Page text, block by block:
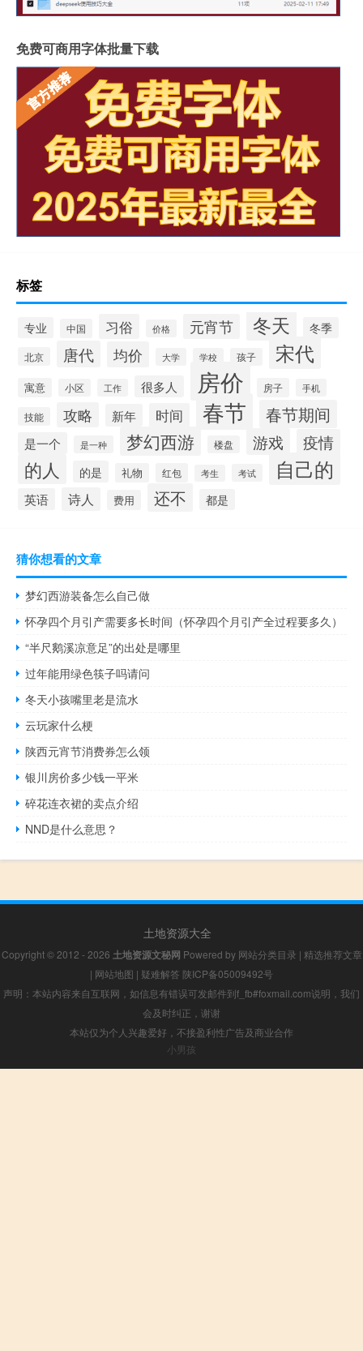
免费可商用字体批量下载
标签
专业 中国 习俗 价格 元宵节 冬天 冬季
北京 唐代 均价 大学 学校 孩子 宋代
寓意 小区 工作 很多人 房价 房子 手机
技能 攻略 新年 时间 春节 春节期间
是一个 是一种 梦幻西游 楼盘 游戏 疫情
的人 的是 礼物 红包 考生 考试 自己的
英语 诗人 费用 还不 都是
猜你想看的文章
梦幻西游装备怎么自己做
怀孕四个月引产需要多长时间（怀孕四个月引产全过程要多久）
“半尺鹅溪凉意足”的出处是哪里
过年能用绿色筷子吗请问
冬天小孩嘴里老是流水
云玩家什么梗
陕西元宵节消费券怎么领
银川房价多少钱一平米
碎花连衣裙的卖点介绍
NND是什么意思？
土地资源大全
Copyright © 2012 - 2026 土地资源文秘网 Powered by 网站分类目录 | 精选推荐文章
| 网站地图 | 疑难解答 陕ICP备05009492号
声明：本站内容来自互联网，如信息有错误可发邮件到f_fb#foxmail.com说明，我们
会及时纠正，谢谢
本站仅为个人兴趣爱好，不接盈利性广告及商业合作
小男孩